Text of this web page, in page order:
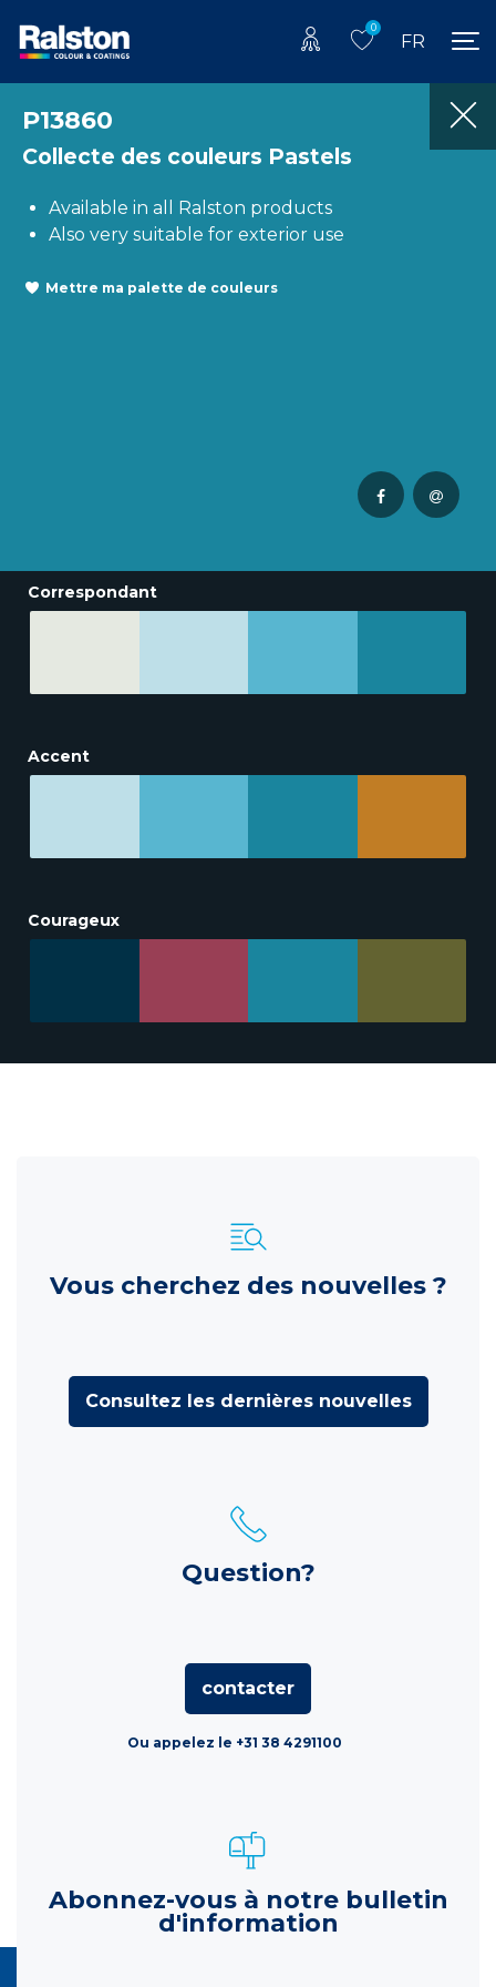
0
FR
P13860
Collecte des couleurs Pastels
Available in all Ralston products
Also very suitable for exterior use
Mettre ma palette de couleurs
Correspondant
Accent
Courageux
Vous cherchez des nouvelles ?
Consultez les dernières nouvelles
Question?
contacter
Ou appelez le +31 38 4291100
Abonnez-vous à notre bulletin
d'information